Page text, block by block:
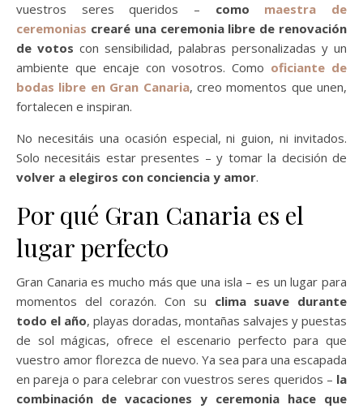
vuestros seres queridos – como maestra de
ceremonias crearé una ceremonia libre de renovación
de votos con sensibilidad, palabras personalizadas y un
ambiente que encaje con vosotros. Como oficiante de
bodas libre en Gran Canaria, creo momentos que unen,
fortalecen e inspiran.
No necesitáis una ocasión especial, ni guion, ni invitados.
Solo necesitáis estar presentes – y tomar la decisión de
volver a elegiros con conciencia y amor.
Por qué Gran Canaria es el
lugar perfecto
Gran Canaria es mucho más que una isla – es un lugar para
momentos del corazón. Con su clima suave durante
todo el año, playas doradas, montañas salvajes y puestas
de sol mágicas, ofrece el escenario perfecto para que
vuestro amor florezca de nuevo. Ya sea para una escapada
en pareja o para celebrar con vuestros seres queridos – la
combinación de vacaciones y ceremonia hace que